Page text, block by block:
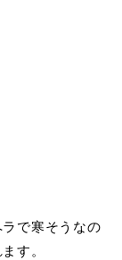
で寒そうなの
す。